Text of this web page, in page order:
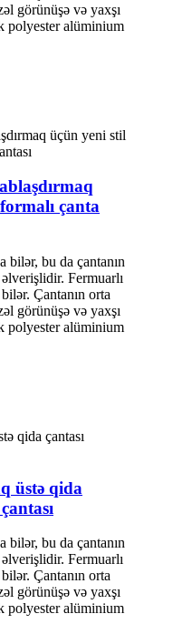
görünüşə və yaxşı
polyester alüminium
çanta
bilər, bu da çantanın
Fermuarlı
Çantanın orta
görünüşə və yaxşı
polyester alüminium
üstə qida
bilər, bu da çantanın
Fermuarlı
Çantanın orta
görünüşə və yaxşı
polyester alüminium